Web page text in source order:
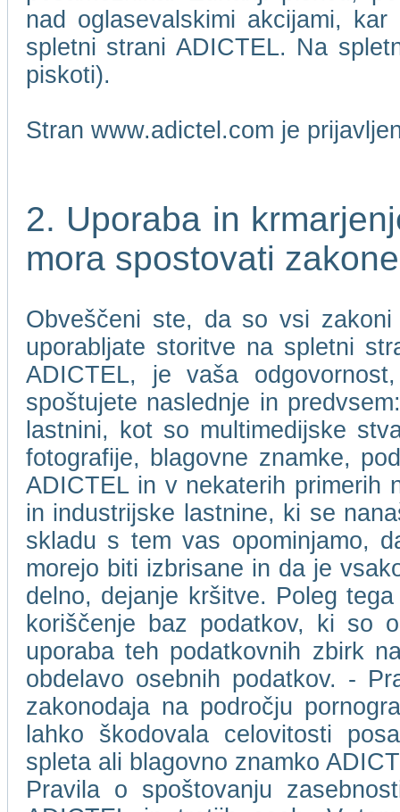
nad oglasevalskimi akcijami,
spletni strani ADICTEL. Na
piskoti).
Stran www.adictel.com je
2. Uporaba in
mora spostovati
Obveščeni ste, da so vsi
uporabljate storitve na spletni
ADICTEL, je vaša
spoštujete naslednje in
lastnini, kot so multimedijske
fotografije, blagovne znamke,
ADICTEL in v nekaterih primerih
in industrijske lastnine, ki se
skladu s tem vas opominjamo,
morejo biti izbrisane in da je
delno, dejanje kršitve. Poleg
koriščenje baz podatkov, ki so
uporaba teh podatkovnih zbirk
obdelavo osebnih podatkov. -
zakonodaja na področju
lahko škodovala celovitosti
spleta ali blagovno znamko
Pravila o spoštovanju